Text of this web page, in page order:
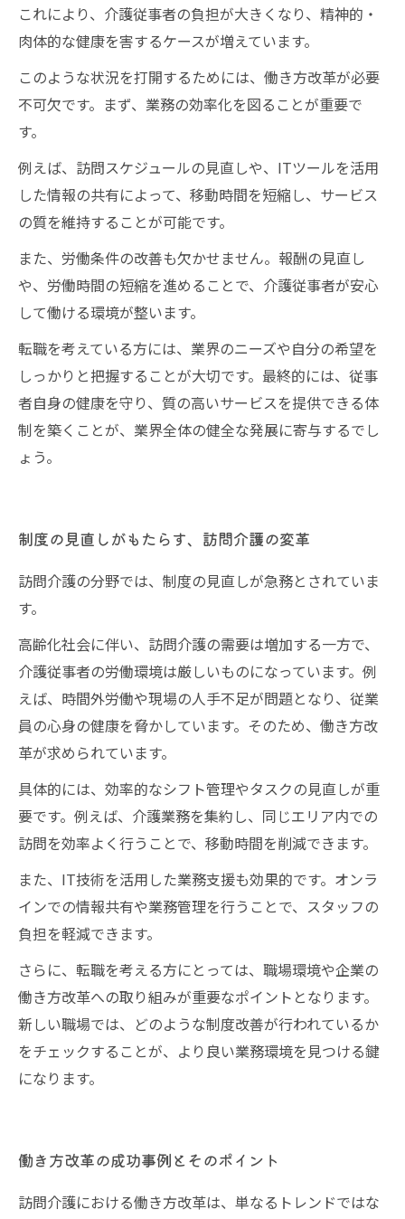
これにより、介護従事者の負担が大きくなり、精神的・
肉体的な健康を害するケースが増えています。
このような状況を打開するためには、働き方改革が必要
不可欠です。まず、業務の効率化を図ることが重要で
す。
例えば、訪問スケジュールの見直しや、ITツールを活用
した情報の共有によって、移動時間を短縮し、サービス
の質を維持することが可能です。
また、労働条件の改善も欠かせません。報酬の見直し
や、労働時間の短縮を進めることで、介護従事者が安心
して働ける環境が整います。
転職を考えている方には、業界のニーズや自分の希望を
しっかりと把握することが大切です。最終的には、従事
者自身の健康を守り、質の高いサービスを提供できる体
制を築くことが、業界全体の健全な発展に寄与するでし
ょう。
制度の見直しがもたらす、訪問介護の変革
訪問介護の分野では、制度の見直しが急務とされていま
す。
高齢化社会に伴い、訪問介護の需要は増加する一方で、
介護従事者の労働環境は厳しいものになっています。例
えば、時間外労働や現場の人手不足が問題となり、従業
員の心身の健康を脅かしています。そのため、働き方改
革が求められています。
具体的には、効率的なシフト管理やタスクの見直しが重
要です。例えば、介護業務を集約し、同じエリア内での
訪問を効率よく行うことで、移動時間を削減できます。
また、IT技術を活用した業務支援も効果的です。オンラ
インでの情報共有や業務管理を行うことで、スタッフの
負担を軽減できます。
さらに、転職を考える方にとっては、職場環境や企業の
働き方改革への取り組みが重要なポイントとなります。
新しい職場では、どのような制度改善が行われているか
をチェックすることが、より良い業務環境を見つける鍵
になります。
働き方改革の成功事例とそのポイント
訪問介護における働き方改革は、単なるトレンドではな